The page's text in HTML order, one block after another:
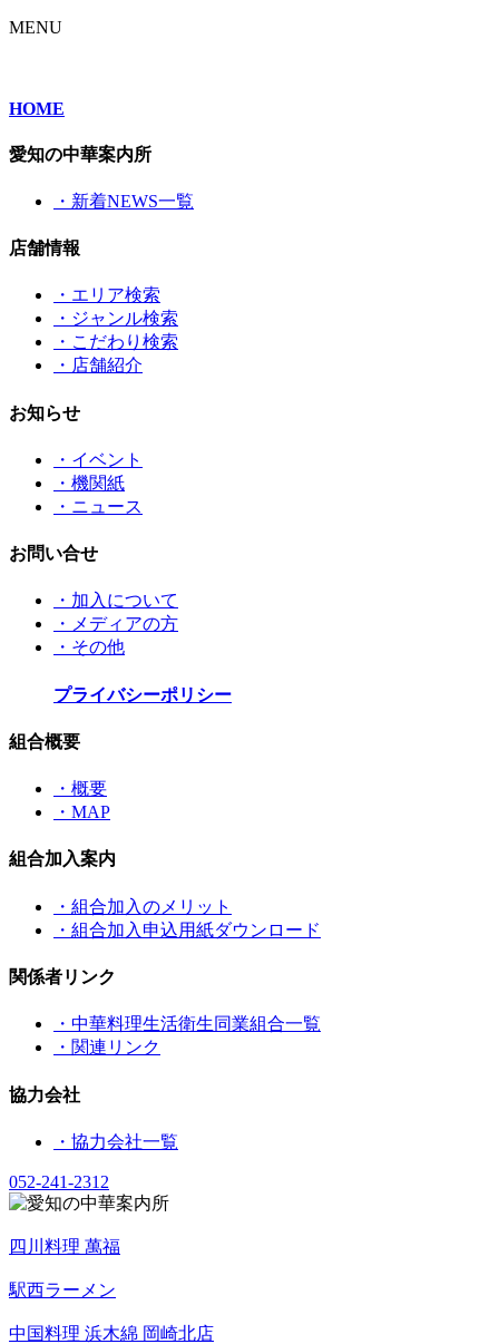
MENU
HOME
愛知の中華案内所
・新着NEWS一覧
店舗情報
・エリア検索
・ジャンル検索
・こだわり検索
・店舗紹介
お知らせ
・イベント
・機関紙
・ニュース
お問い合せ
・加入について
・メディアの方
・その他
プライバシーポリシー
組合概要
・概要
・MAP
組合加入案内
・組合加入のメリット
・組合加入申込用紙ダウンロード
関係者リンク
・中華料理生活衛生同業組合一覧
・関連リンク
協力会社
・協力会社一覧
052-241-2312
四川料理 萬福
駅西ラーメン
中国料理 浜木綿 岡崎北店